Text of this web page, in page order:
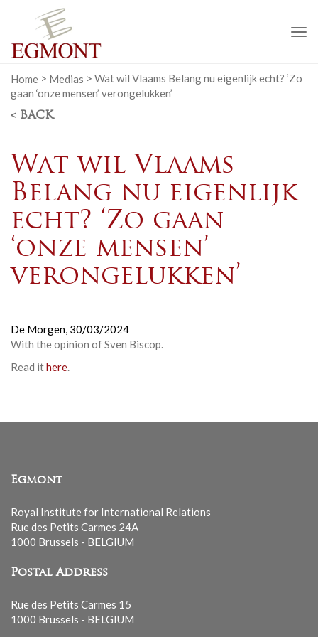
Home > Medias > Wat wil Vlaams Belang nu eigenlijk echt? ‘Zo
gaan ‘onze mensen’ verongelukken’
< BACK
Wat wil Vlaams
Belang nu eigenlijk
echt? ‘Zo gaan
‘onze mensen’
verongelukken’
De Morgen, 30/03/2024
With the opinion ofSven Biscop.
Read ithere.
Egmont
Royal Institute for International Relations
Rue des Petits Carmes 24A
1000 Brussels - BELGIUM
Postal Address
Rue des Petits Carmes 15
1000 Brussels - BELGIUM